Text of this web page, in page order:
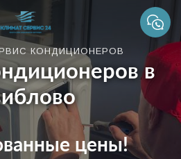
КОНДИЦИОНЕРОВ
в
цены!